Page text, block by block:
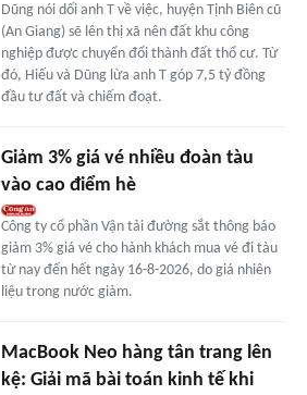
Dũng nói dối anh T về việc, huyện Tịnh Biên cũ
(An Giang) sẽ lên thị xã nên đất khu công
nghiệp được chuyển đổi thành đất thổ cư. Từ
đó, Hiếu và Dũng lừa anh T góp 7,5 tỷ đồng
đầu tư đất và chiếm đoạt.
Giảm 3% giá vé nhiều đoàn tàu
vào cao điểm hè
Công ty cổ phần Vận tải đường sắt thông báo
giảm 3% giá vé cho hành khách mua vé đi tàu
từ nay đến hết ngày 16-8-2026, do giá nhiên
liệu trong nước giảm.
MacBook Neo hàng tân trang lên
kệ: Giải mã bài toán kinh tế khi